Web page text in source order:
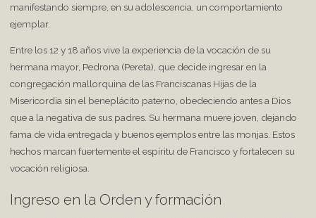
manifestando siempre, en su adolescencia, un comportamiento
ejemplar.
Entre los 12 y 18 años vive la experiencia de la vocación de su
hermana mayor, Pedrona (Pereta), que decide ingresar en la
congregación mallorquina de las Franciscanas Hijas de la
Misericordia sin el beneplácito paterno, obedeciendo antes a Dios
que a la negativa de sus padres. Su hermana muere joven, dejando
fama de vida entregada y buenos ejemplos entre las monjas. Estos
hechos marcan fuertemente el espíritu de Francisco y fortalecen su
vocación religiosa.
Ingreso en la Orden y formación